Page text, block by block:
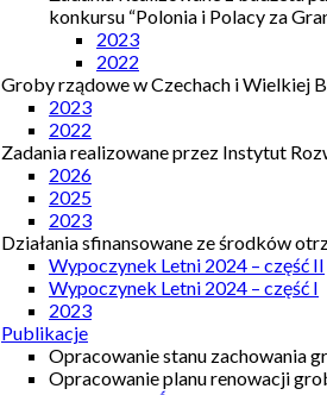
konkursu “Polonia i Polacy za
2023
2022
Groby rządowe w Czechach i Wielkiej
2023
2022
Zadania realizowane przez Instytut
2026
2025
2023
Działania sfinansowane ze środków
Wypoczynek Letni 2024 – część II
Wypoczynek Letni 2024 – część I
2023
Publikacje
Opracowanie stanu zachowania
Opracowanie planu renowacji